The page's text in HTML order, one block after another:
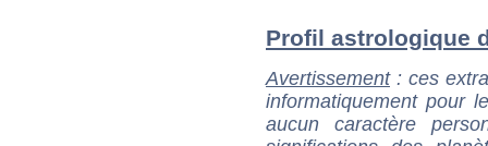
Profil astrologique
Avertissement: ces
informatiquement pour
aucun caractère